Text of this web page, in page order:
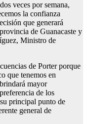
veces por semana,
la confianza
que generará
de Guanacaste y
Ministro de
de Porter porque
que tenemos en
mayor
de los
principal punto de
general de